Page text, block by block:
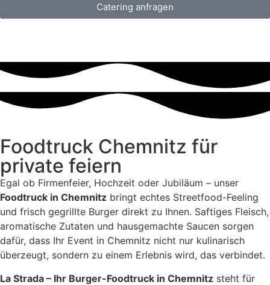
Catering anfragen
Foodtruck Chemnitz für
private feiern
Egal ob Firmenfeier, Hochzeit oder Jubiläum – unser
Foodtruck in Chemnitz bringt echtes Streetfood-Feeling
und frisch gegrillte Burger direkt zu Ihnen. Saftiges Fleisch,
aromatische Zutaten und hausgemachte Saucen sorgen
dafür, dass Ihr Event in Chemnitz nicht nur kulinarisch
überzeugt, sondern zu einem Erlebnis wird, das verbindet.
La Strada – Ihr Burger-Foodtruck in Chemnitz steht für